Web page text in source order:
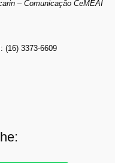
– Comunicação CeMEAI
(16) 3373-6609